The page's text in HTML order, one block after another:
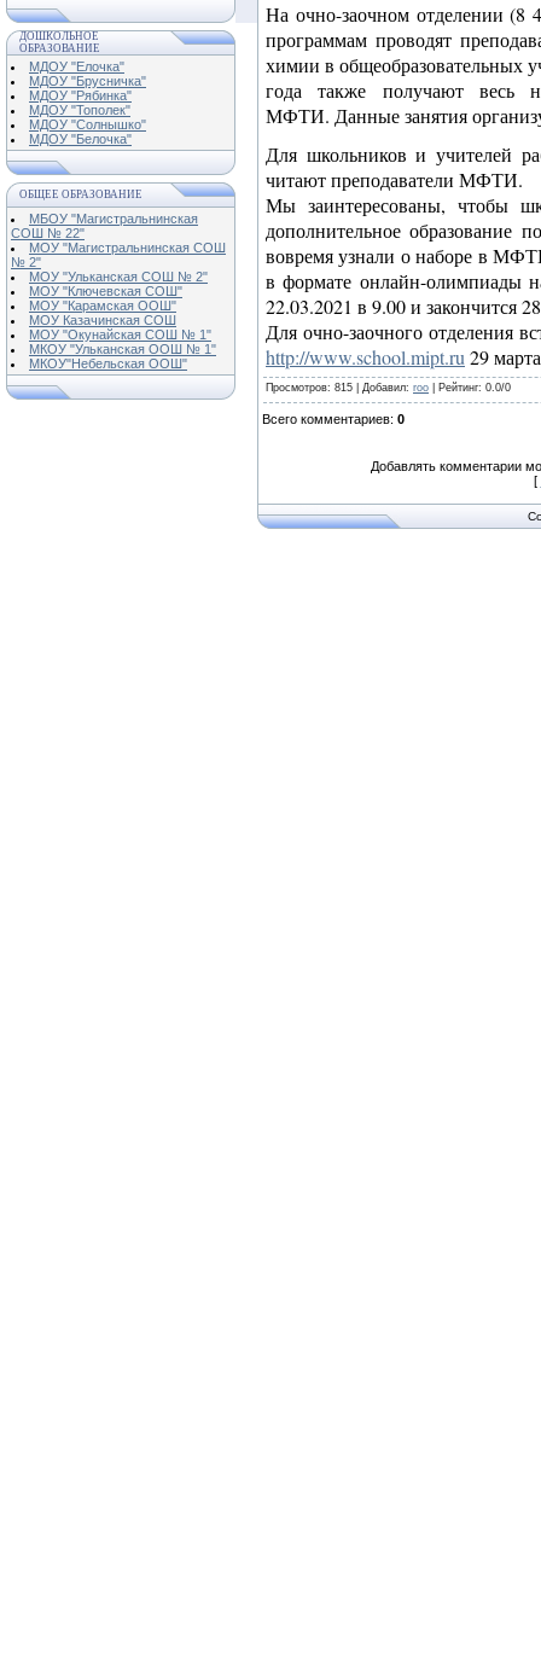
ДОШКОЛЬНОЕ
ОБРАЗОВАНИЕ
МДОУ "Елочка"
МДОУ "Брусничка"
МДОУ "Рябинка"
МДОУ "Тополек"
МДОУ "Солнышко"
МДОУ "Белочка"
ОБЩЕЕ ОБРАЗОВАНИЕ
МБОУ "Магистральнинская
СОШ № 22"
МОУ "Магистральнинская СОШ
№ 2"
МОУ "Ульканская СОШ № 2"
МОУ "Ключевская СОШ"
МОУ "Карамская ООШ"
МОУ Казачинская СОШ
МОУ "Окунайская СОШ № 1"
МКОУ "Ульканская ООШ № 1"
МКОУ"Небельская ООШ"
На очно-заочном отделении (8
программам проводят
химии в общеобразовательных
года также получают весь
МФТИ. Данные занятия
Для школьников и учителей
читают преподаватели МФТИ.
Мы заинтересованы, чтобы
дополнительное образование
вовремя узнали о наборе в
в формате онлайн-олимпиады
22.03.2021 в 9.00 и закончится
Для очно-заочного отделения
http://www.school.mipt.ru 29
Просмотров: 815 | Добавил: roo Рейтинг: 0.0/0
Всего комментариев: 0
Добавлять комментарии
[